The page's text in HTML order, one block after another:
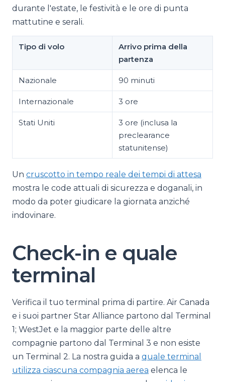
durante l'estate, le festività e le ore di punta
mattutine e serali.
Tipo di volo
Arrivo prima della
partenza
Nazionale 90 minuti
Internazionale 3 ore
Stati Uniti
3 ore (inclusa la
preclearance
statunitense)
Un cruscotto in tempo reale dei tempi di attesa
mostra le code attuali di sicurezza e doganali, in
modo da poter giudicare la giornata anziché
indovinare.
Check-in e quale
terminal
Verifica il tuo terminal prima di partire. Air Canada
e i suoi partner Star Alliance partono dal Terminal
1; WestJet e la maggior parte delle altre
compagnie partono dal Terminal 3 e non esiste
un Terminal 2. La nostra guida a quale terminal
utilizza ciascuna compagnia aerea elenca le